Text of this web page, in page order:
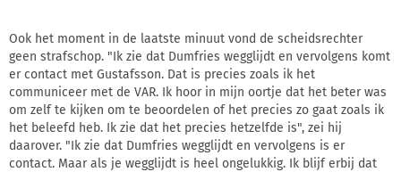
Ook het moment in de laatste minuut vond de scheidsrechter
geen strafschop. "Ik zie dat Dumfries wegglijdt en vervolgens komt
er contact met Gustafsson. Dat is precies zoals ik het
communiceer met de VAR. Ik hoor in mijn oortje dat het beter was
om zelf te kijken om te beoordelen of het precies zo gaat zoals ik
het beleefd heb. Ik zie dat het precies hetzelfde is", zei hij
daarover. "Ik zie dat Dumfries wegglijdt en vervolgens is er
contact. Maar als je wegglijdt is heel ongelukkig. Ik blijf erbij dat